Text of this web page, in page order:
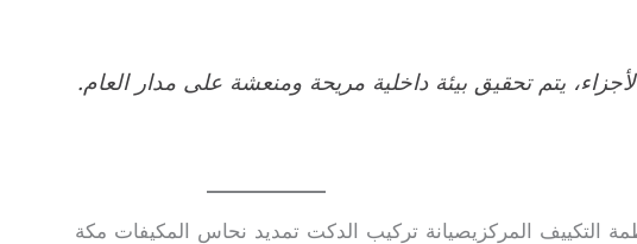
يتم تحقيق بيئة داخلية مريحة ومنعشة على مدار العام.
التكييف المركزيصيانة تركيب الدكت تمديد نحاس المكيفات مكة